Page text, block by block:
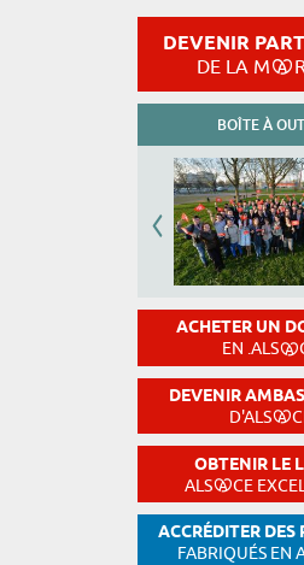
DEVENIR
DE LA M
BOÎTE À
ACHETER UN
EN .ALS
DEVENIR
D'ALS
OBTENIR LE
ALS CE
ACCRÉDITER DES
FABRIQUÉS EN